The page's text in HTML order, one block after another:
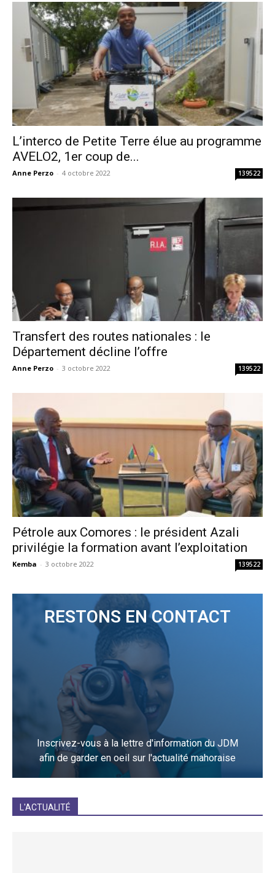
L’interco de Petite Terre élue au programme
AVELO2, 1er coup de...
Anne Perzo - 4 octobre 2022 139522
Transfert des routes nationales : le
Département décline l’offre
Anne Perzo - 3 octobre 2022 139522
Pétrole aux Comores : le président Azali
privilégie la formation avant l’exploitation
Kemba - 3 octobre 2022 139522
RESTONS EN CONTACT
Inscrivez-vous à la lettre d'information du JDM
afin de garder en oeil sur l'actualité mahoraise
L'ACTUALITÉ